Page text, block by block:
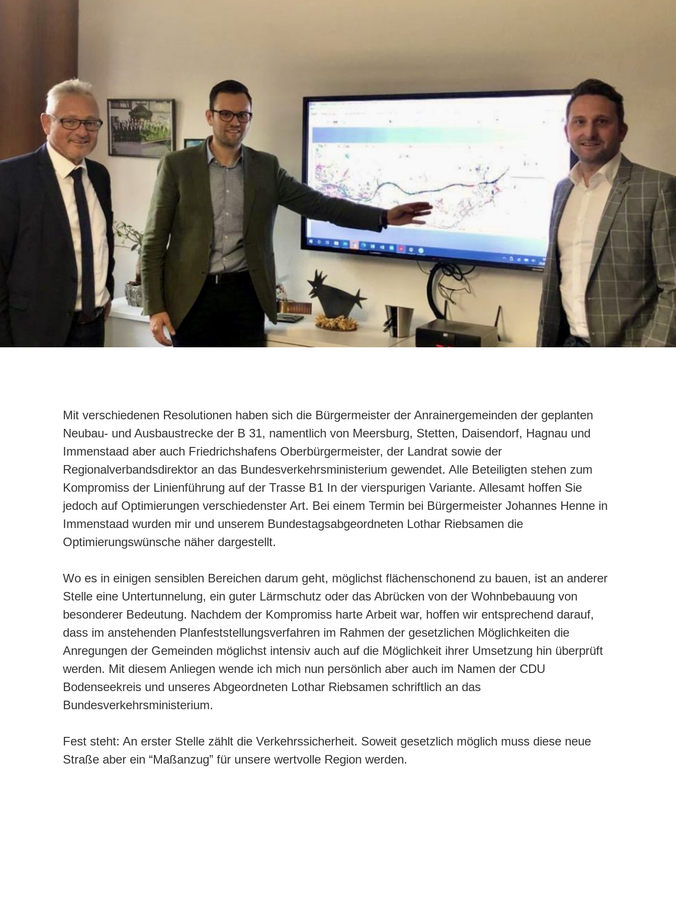
Mit verschiedenen Resolutionen haben sich die Bürgermeister der Anrainergemeinden der geplanten
Neubau- und Ausbaustrecke der B 31, namentlich von Meersburg, Stetten, Daisendorf, Hagnau und
Immenstaad aber auch Friedrichshafens Oberbürgermeister, der Landrat sowie der
Regionalverbandsdirektor an das Bundesverkehrsministerium gewendet. Alle Beteiligten stehen zum
Kompromiss der Linienführung auf der Trasse B1 In der vierspurigen Variante. Allesamt hoffen Sie
jedoch auf Optimierungen verschiedenster Art. Bei einem Termin bei Bürgermeister Johannes Henne in
Immenstaad wurden mir und unserem Bundestagsabgeordneten Lothar Riebsamen die
Optimierungswünsche näher dargestellt.
Wo es in einigen sensiblen Bereichen darum geht, möglichst flächenschonend zu bauen, ist an anderer
Stelle eine Untertunnelung, ein guter Lärmschutz oder das Abrücken von der Wohnbebauung von
besonderer Bedeutung. Nachdem der Kompromiss harte Arbeit war, hoffen wir entsprechend darauf,
dass im anstehenden Planfeststellungsverfahren im Rahmen der gesetzlichen Möglichkeiten die
Anregungen der Gemeinden möglichst intensiv auch auf die Möglichkeit ihrer Umsetzung hin überprüft
werden. Mit diesem Anliegen wende ich mich nun persönlich aber auch im Namen der CDU
Bodenseekreis und unseres Abgeordneten Lothar Riebsamen schriftlich an das
Bundesverkehrsministerium.
Fest steht: An erster Stelle zählt die Verkehrssicherheit. Soweit gesetzlich möglich muss diese neue
Straße aber ein “Maßanzug” für unsere wertvolle Region werden.